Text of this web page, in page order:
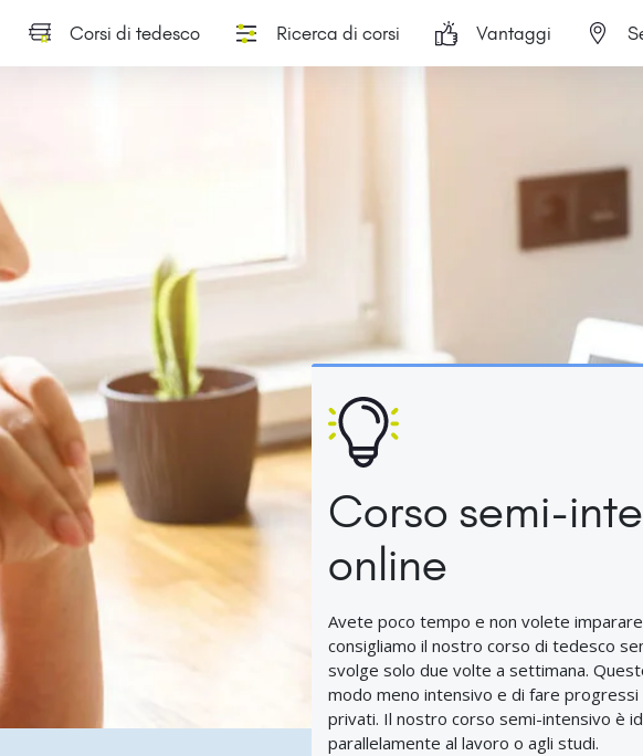
Corsi di tedesco Ricerca di corsi Vantaggi
Corso semi-
online
Avete poco tempo e non volete
consigliamo il nostro corso di tedesco
svolge solo due volte a settimana.
modo meno intensivo e di fare
privati. Il nostro corso semi-intensivo è
parallelamente al lavoro o agli studi.